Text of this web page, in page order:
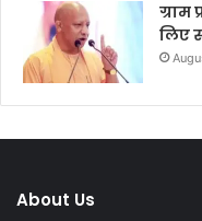
ग्राम
लिए
About Us